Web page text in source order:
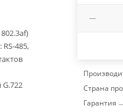
485,
Страна
Гарантия